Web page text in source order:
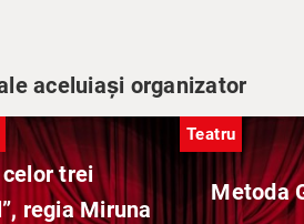
aceluiași organizator
trei
regia Miruna
Teatru
Metoda